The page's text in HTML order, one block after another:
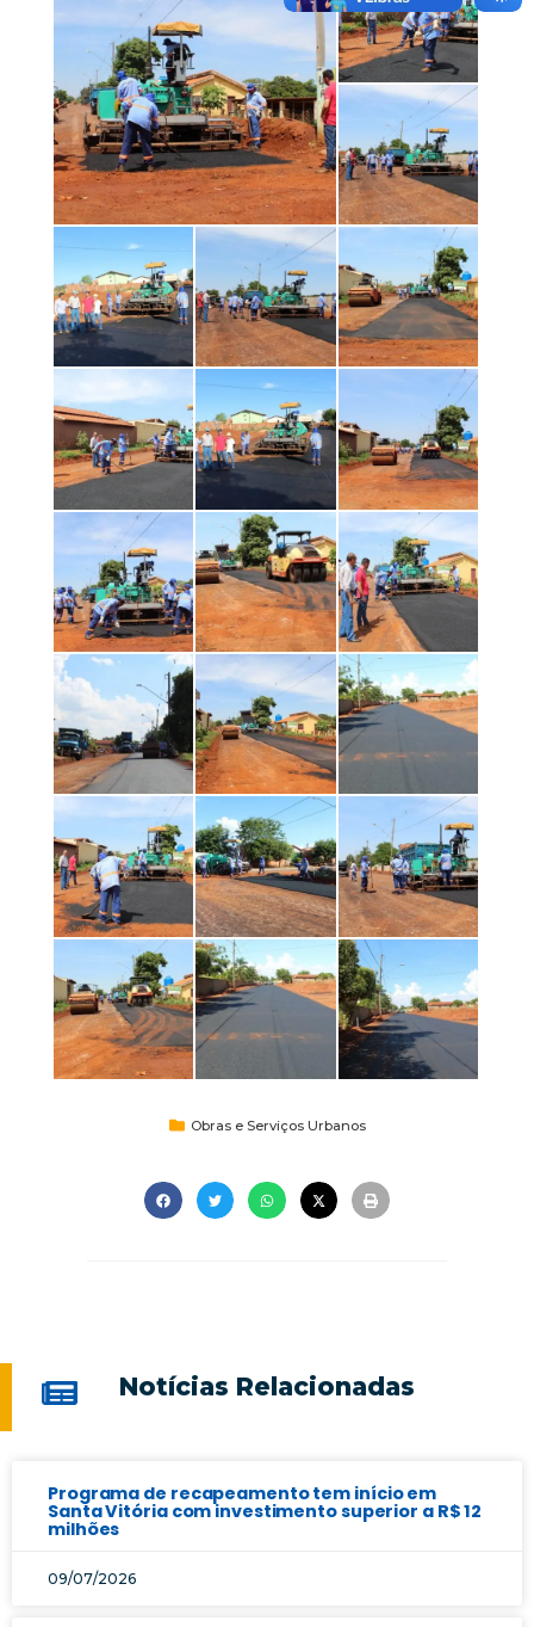
Obras e Serviços Urbanos
Notícias Relacionadas
Programa de recapeamento tem início em
Santa Vitória com investimento superior a R$ 12
milhões
09/07/2026